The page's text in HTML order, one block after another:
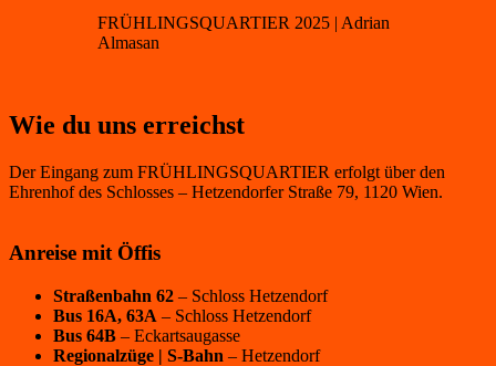
FRÜHLINGSQUARTIER 2025 | Adrian
Almasan
Wie du uns erreichst
Der Eingang zum FRÜHLINGSQUARTIER erfolgt über den
Ehrenhof des Schlosses – Hetzendorfer Straße 79, 1120 Wien.
Anreise mit Öffis
Straßenbahn 62 – Schloss Hetzendorf
Bus 16A, 63A – Schloss Hetzendorf
Bus 64B – Eckartsaugasse
Regionalzüge | S-Bahn – Hetzendorf